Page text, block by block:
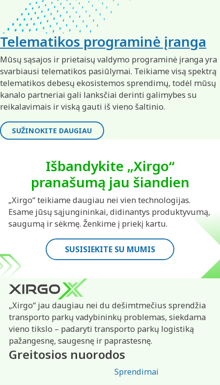
Telematikos programinė įranga
Mūsų sąsajos ir prietaisų valdymo programinė įranga yra
svarbiausi telematikos pasiūlymai. Teikiame visą spektrą
telematikos debesų ekosistemos sprendimų, todėl mūsų
kanalo partneriai gali lanksčiai derinti galimybes su
reikalavimais ir viską gauti iš vieno šaltinio.
SUŽINOKITE DAUGIAU
Išbandykite „Xirgo“
pranašumą jau šiandien
„Xirgo“ teikiame daugiau nei vien technologijas.
Esame jūsų sąjungininkai, didinantys produktyvumą,
saugumą ir sėkmę. Ženkime į priekį kartu.
SUSISIEKITE SU MUMIS
„Xirgo“ jau daugiau nei du dešimtmečius sprendžia
transporto parkų vadybininkų problemas, siekdama
vieno tikslo – padaryti transporto parkų logistiką
pažangesnę, saugesnę ir paprastesnę.
Greitosios nuorodos
Sprendimai